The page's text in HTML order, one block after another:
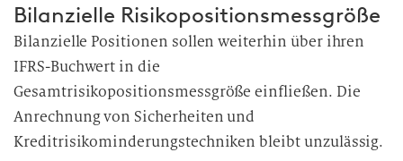
Bilanzielle Risikopositionsmessgröße
Bilanzielle Positionen sollen weiterhin über ihren
IFRS-Buchwert in die
Gesamtrisikopositionsmessgröße einfließen. Die
Anrechnung von Sicherheiten und
Kreditrisikominderungstechniken bleibt unzulässig.